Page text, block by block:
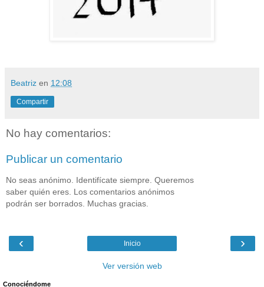
Beatriz en 12:08
Compartir
No hay comentarios:
Publicar un comentario
No seas anónimo. Identifícate siempre. Queremos
saber quién eres. Los comentarios anónimos
podrán ser borrados. Muchas gracias.
‹ ›
Inicio
Ver versión web
Conociéndome